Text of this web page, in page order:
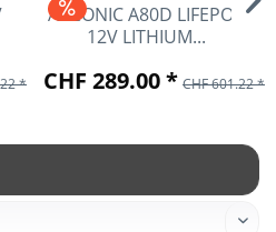
*
ACCONIC A80D LIFEPO4
12V LITHIUM...
CHF 289.00 * CHF 601.22 *